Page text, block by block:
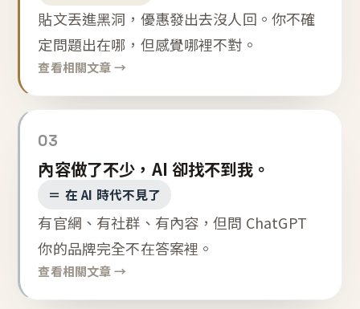
貼文丟進黑洞，優惠發出去沒人回。你不確
定問題出在哪，但感覺哪裡不對。
查看相關文章 →
03
內容做了不少，AI 卻找不到我。
＝ 在 AI 時代不見了
有官網、有社群、有內容，但問 ChatGPT
你的品牌完全不在答案裡。
查看相關文章 →